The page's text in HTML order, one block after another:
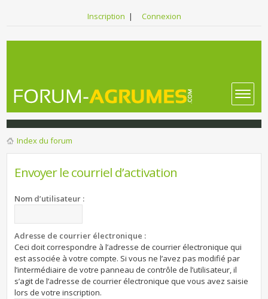
Inscription | Connexion
Index du forum
Envoyer le courriel d’activation
Nom d’utilisateur :
Adresse de courrier électronique :
Ceci doit correspondre à l’adresse de courrier électronique qui
est associée à votre compte. Si vous ne l’avez pas modifié par
l’intermédiaire de votre panneau de contrôle de l’utilisateur, il
s’agit de l’adresse de courrier électronique que vous avez saisie
lors de votre inscription.